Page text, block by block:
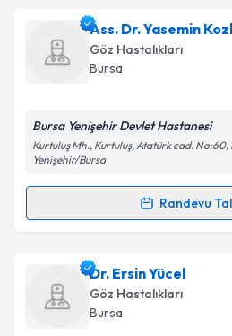
Op. Dr. İlker İncebıyıkiçin
oluşturun. Size bu uzmandan
takvim hazırlandığında e-
Kişisel verilerimin
'ni okudum ve
kapsamda işlenmesini
Takvim
Ass. Dr. Yasemin
Göz Hastalıkları
Bursa
Bursa Yenişehir Devlet Hastanesi
Kurtuluş Mh., Kurtuluş, Atatürk cad. No:60,
Yenişehir/Bursa
Randevu
Randevu Takvimi Talebi
Ass. Dr. Yasemin Kozluca Efe
talebi oluşturun. Size bu
için bir takvim hazırlandığında
Dr. Ersin Yücel
Göz Hastalıkları
Bursa